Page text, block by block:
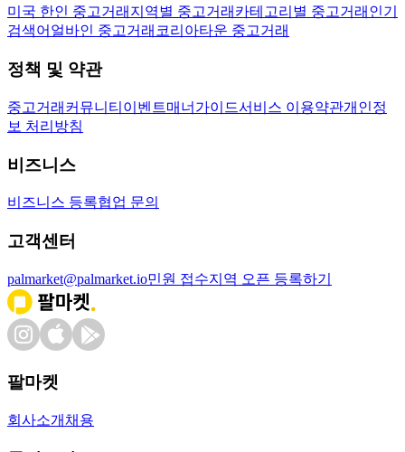
미국 한인 중고거래 지역별 중고거래 카테고리별 중고거래 인기
검색어 얼바인 중고거래 코리아타운 중고거래
정책 및 약관
중고거래 커뮤니티 이벤트매너가이드서비스 이용약관개인정
보 처리방침
비즈니스
비즈니스 등록협업 문의
고객센터
palmarket@palmarket.io민원 접수지역 오픈 등록하기
팔마켓
회사소개 채용